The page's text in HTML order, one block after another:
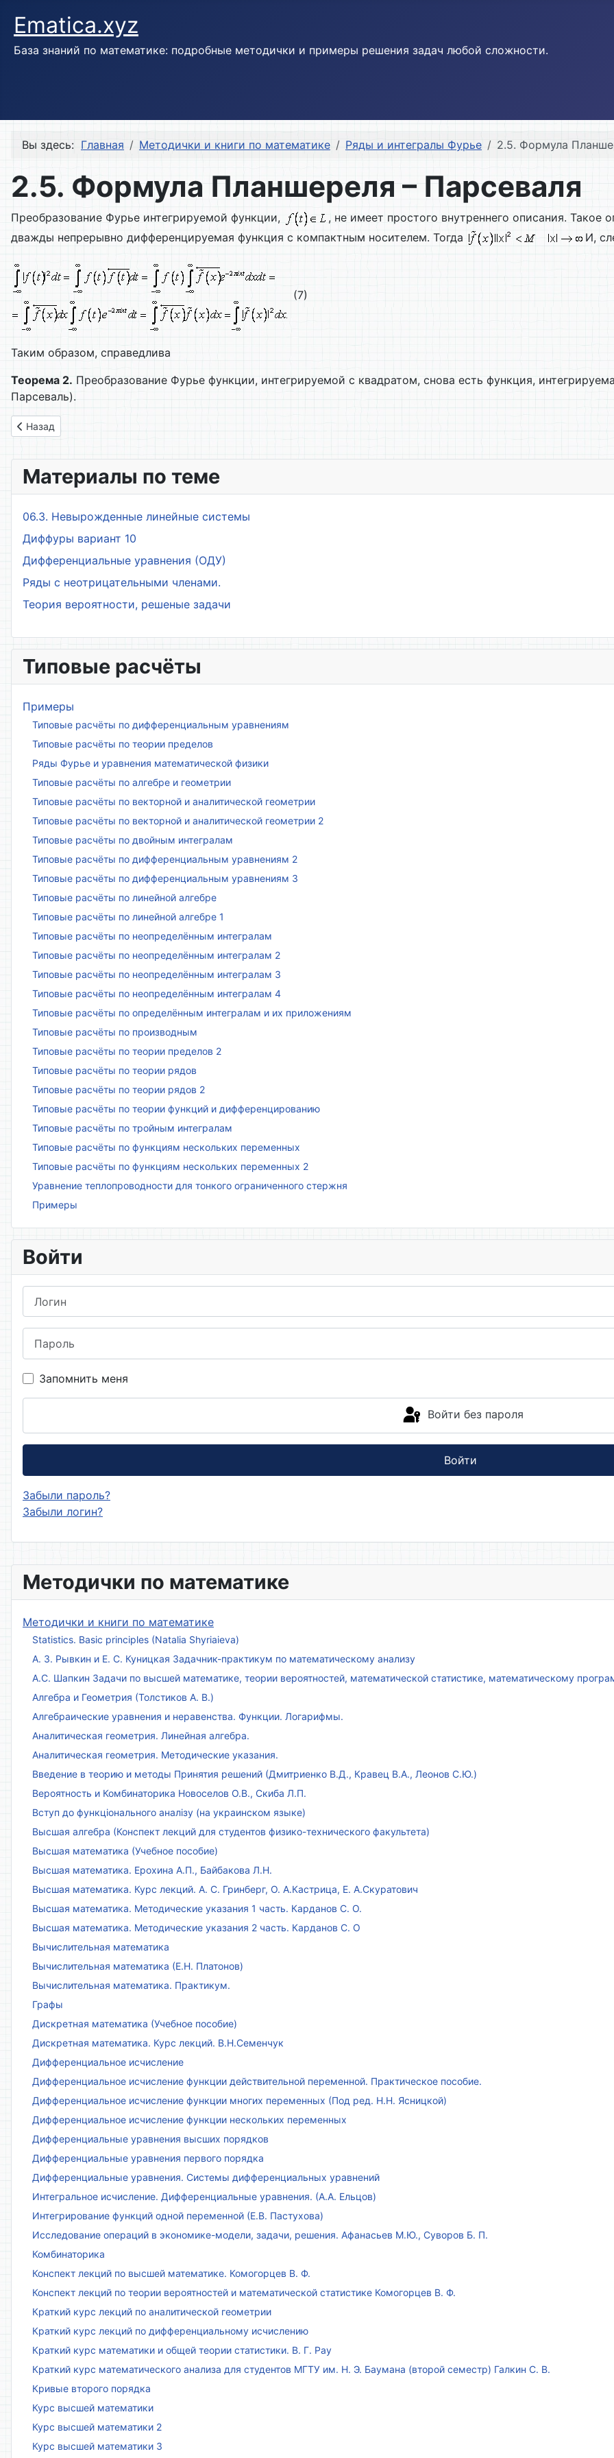
Ematica.xyz
База знаний по математике: подробные методички и примеры решения задач любой сложности.
Методички по математике
Методички и книги по математике
Statistics. Basic principles (Natalia Shyriaieva)
А. З. Рывкин и Е. С. Куницкая Задачник-практикум по математическому анализу
А.С. Шапкин Задачи по высшей математике, теории вероятностей, математической статистике, математическому
Алгебра и Геометрия (Толстиков А. В.)
Алгебраические уравнения и неравенства. Функции. Логарифмы.
Аналитическая геометрия. Линейная алгебра.
Аналитическая геометрия. Методические указания.
Введение в теорию и методы Принятия решений (Дмитриенко В.Д., Кравец В.А., Леонов С.Ю.)
Вероятность и Комбинаторика Новоселов О.В., Скиба Л.П.
Вступ до функціонального аналізу (на украинском языке)
Высшая алгебра (Конспект лекций для студентов физико-технического факультета)
Высшая математика (Учебное пособие)
Высшая математика. Ерохина А.П., Байбакова Л.Н.
Высшая математика. Курс лекций. А. С. Гринберг, О. А.Кастрица, Е. А.Скуратович
Высшая математика. Методические указания 1 часть. Карданов С. О.
Высшая математика. Методические указания 2 часть. Карданов С. О
Вычислительная математика
Вычислительная математика (Е.Н. Платонов)
Вычислительная математика. Практикум.
Графы
Дискретная математика (Учебное пособие)
Дискретная математика. Курс лекций. В.Н.Семенчук
Дифференциальное исчисление
Дифференциальное исчисление функции действительной переменной. Практическое пособие.
Дифференциальное исчисление функции многих переменных (Под ред. Н.Н. Ясницкой)
Дифференциальное исчисление функции нескольких переменных
Дифференциальные уравнения высших порядков
Дифференциальные уравнения первого порядка
Дифференциальные уравнения. Системы дифференциальных уравнений
Интегральное исчисление. Дифференциальные уравнения. (А.А. Ельцов)
Интегрирование функций одной переменной (Е.В. Пастухова)
Исследование операций в экономике-модели, задачи, решения. Афанасьев М.Ю., Суворов Б. П.
Комбинаторика
Конспект лекций по высшей математике. Комогорцев В. Ф.
Конспект лекций по теории вероятностей и математической статистике Комогорцев В. Ф.
Краткий курс лекций по аналитической геометрии
Краткий курс лекций по дифференциальному исчислению
Краткий курс математики и общей теории статистики. В. Г. Рау
Краткий курс математического анализа для студентов МГТУ им. Н. Э. Баумана (второй семестр) Галкин С. В.
Кривые второго порядка
Курс высшей математики
Курс высшей математики 2
Курс высшей математики 3
Вы здесь: Главная Методички и книги по математике Ряды и интегралы Фурье 2.5. Формула
2.5. Формула Планшереля – Парсеваля
Преобразование Фурье интегрируемой функции, , не имеет простого внутреннего описания. Такое
дважды непрерывно дифференцируемая функция с компактным носителем. Тогда
И,
(7)
Таким образом, справедлива
Теорема 2. Преобразование Фурье функции, интегрируемой с квадратом, снова есть функция,
Парсеваль).
Предыдущий: 2.4. Формула обращения для преобразования Фурье
Назад
Материалы по теме
06.3. Невырожденные линейные системы
Диффуры вариант 10
Дифференциальные уравнения (ОДУ)
Ряды с неотрицательными членами.
Теория вероятности, решеные задачи
Типовые расчёты
Примеры
Типовые расчёты по дифференциальным уравнениям
Типовые расчёты по теории пределов
Ряды Фурье и уравнения математической физики
Типовые расчёты по алгебре и геометрии
Типовые расчёты по векторной и аналитической геометрии
Типовые расчёты по векторной и аналитической геометрии 2
Типовые расчёты по двойным интегралам
Типовые расчёты по дифференциальным уравнениям 2
Типовые расчёты по дифференциальным уравнениям 3
Типовые расчёты по линейной алгебре
Типовые расчёты по линейной алгебре 1
Типовые расчёты по неопределённым интегралам
Типовые расчёты по неопределённым интегралам 2
Типовые расчёты по неопределённым интегралам 3
Типовые расчёты по неопределённым интегралам 4
Типовые расчёты по определённым интегралам и их приложениям
Типовые расчёты по производным
Типовые расчёты по теории пределов 2
Типовые расчёты по теории рядов
Типовые расчёты по теории рядов 2
Типовые расчёты по теории функций и дифференцированию
Типовые расчёты по тройным интегралам
Типовые расчёты по функциям нескольких переменных
Типовые расчёты по функциям нескольких переменных 2
Уравнение теплопроводности для тонкого ограниченного стержня
Примеры
Войти
Запомнить меня
Войти без пароля
Войти
Забыли пароль?
Забыли логин?